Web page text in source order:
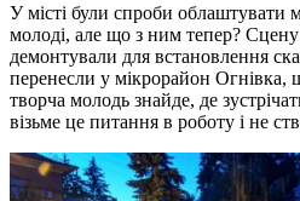
У місті були спроби облаштувати
молоді, але що з ним тепер?
демонтували для встановлення
перенесли у мікрорайон Огнівка,
творча молодь знайде, де
візьме це питання в роботу і не